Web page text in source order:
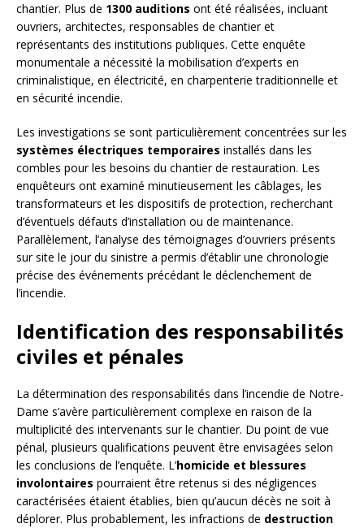
chantier. Plus de 1300 auditions ont été réalisées, incluant
ouvriers, architectes, responsables de chantier et
représentants des institutions publiques. Cette enquête
monumentale a nécessité la mobilisation d’experts en
criminalistique, en électricité, en charpenterie traditionnelle et
en sécurité incendie.
Les investigations se sont particulièrement concentrées sur les
systèmes électriques temporaires installés dans les
combles pour les besoins du chantier de restauration. Les
enquêteurs ont examiné minutieusement les câblages, les
transformateurs et les dispositifs de protection, recherchant
d’éventuels défauts d’installation ou de maintenance.
Parallèlement, l’analyse des témoignages d’ouvriers présents
sur site le jour du sinistre a permis d’établir une chronologie
précise des événements précédant le déclenchement de
l’incendie.
Identification des responsabilités
civiles et pénales
La détermination des responsabilités dans l’incendie de Notre-
Dame s’avère particulièrement complexe en raison de la
multiplicité des intervenants sur le chantier. Du point de vue
pénal, plusieurs qualifications peuvent être envisagées selon
les conclusions de l’enquête. L’homicide et blessures
involontaires pourraient être retenus si des négligences
caractérisées étaient établies, bien qu’aucun décès ne soit à
déplorer. Plus probablement, les infractions de destruction